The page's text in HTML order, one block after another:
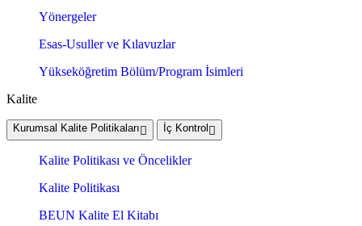
Yönergeler
Esas-Usuller ve Kılavuzlar
Yükseköğretim Bölüm/Program İsimleri
Kalite
Kurumsal Kalite Politikaları İç Kontrol
Kalite Politikası ve Öncelikler
Kalite Politikası
BEUN Kalite El Kitabı